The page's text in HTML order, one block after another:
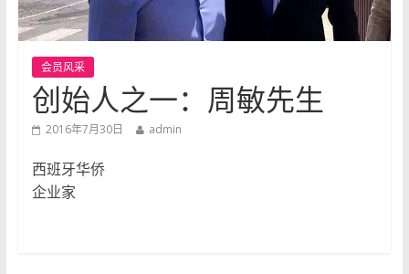
会员风采
创始人之一：周敏先生
2016年7月30日 admin
西班牙华侨
企业家